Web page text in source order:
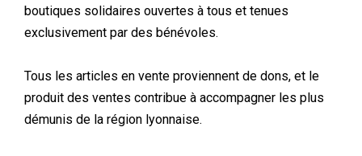
boutiques solidaires ouvertes à tous et tenues
exclusivement par des bénévoles.
Tous les articles en vente proviennent de dons, et le
produit des ventes contribue à accompagner les plus
démunis de la région lyonnaise.